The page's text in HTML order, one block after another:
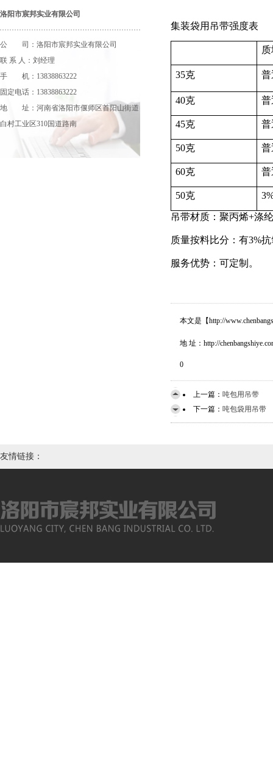
洛阳市宸邦实业有限公司
公 司：洛阳市宸邦实业有限公司
联 系 人：刘经理
手 机：13838863222
固定电话：13838863222
地 址：河南省洛阳市偃师区首阳山街道
白村工业区310国道路南
集装袋用吊带强度表
35克 普
40克 普
45克 普
50克 普
60克 普
50克
吊带材质：聚丙烯+涤
质量按料比分：有3%
服务优势： 可定制。
本文是【http://
地 址：http://
0
上一篇： 吨包用吊带
下一篇： 吨包袋用吊带
友情链接：